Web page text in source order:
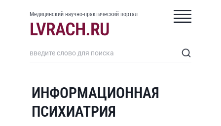
Медицинский научно-практический портал
ИНФОРМАЦИОННАЯ
ПСИХИАТРИЯ